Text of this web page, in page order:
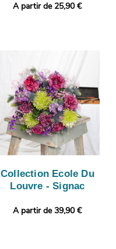
A partir de 25,90 €
Collection Ecole Du
Louvre - Signac
A partir de 39,90 €